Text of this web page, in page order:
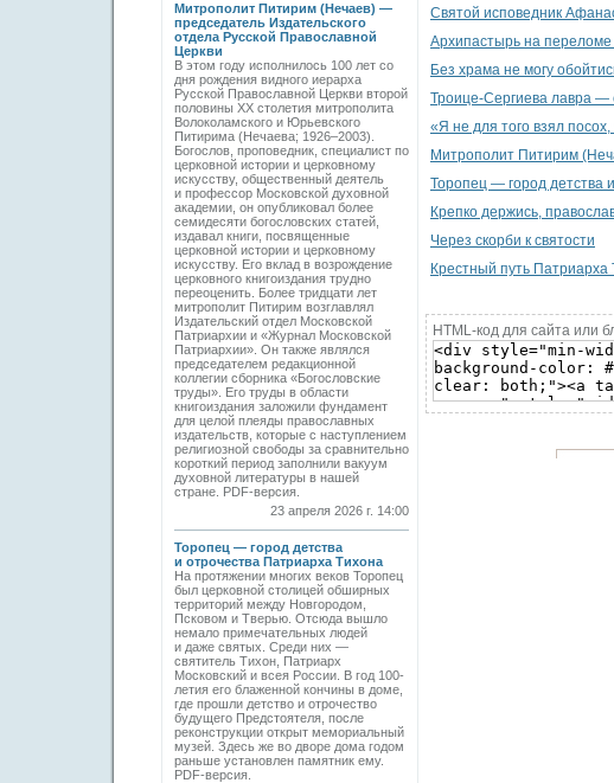
Митрополит Питирим (Нечаев) —
председатель Издательского
отдела Русской Православной
Церкви
В этом году исполнилось 100 лет со
дня рождения видного иерарха
Русской Православной Церкви второй
половины XX столетия митрополита
Волоколамского и Юрьевского
Питирима (Нечаева; 1926–2003).
Богослов, проповедник, специалист по
церковной истории и церковному
искусству, общественный деятель
и профессор Московской духовной
академии, он опубликовал более
семидесяти богословских статей,
издавал книги, посвященные
церковной истории и церковному
искусству. Его вклад в возрождение
церковного книгоиздания трудно
переоценить. Более тридцати лет
митрополит Питирим возглавлял
Издательский отдел Московской
Патриархии и «Журнал Московской
Патриархии». Он также являлся
председателем редакционной
коллегии сборника «Богословские
труды». Его труды в области
книгоиздания заложили фундамент
для целой плеяды православных
издательств, которые с наступлением
религиозной свободы за сравнительно
короткий период заполнили вакуум
духовной литературы в нашей
стране. PDF-версия.
23 апреля 2026 г. 14:00
Торопец — город детства
и отрочества Патриарха Тихона
На протяжении многих веков Торопец
был церковной столицей обширных
территорий между Новгородом,
Псковом и Тверью. Отсюда вышло
немало примечательных людей
и даже святых. Среди них —
святитель Тихон, Патриарх
Московский и всея России. В год 100-
летия его блаженной кончины в доме,
где прошли детство и отрочество
будущего Предстоятеля, после
реконструкции открыт мемориальный
музей. Здесь же во дворе дома годом
раньше установлен памятник ему.
PDF-версия.
Святой исповедник
Архипастырь на переломе
Без храма не могу
Троице-Сергиева лавра —
«Я не для того взял
Митрополит Питирим
Торопец — город детства
Крепко держись,
Через скорби к святости
Крестный путь Патриарха
HTML-код для сайта или